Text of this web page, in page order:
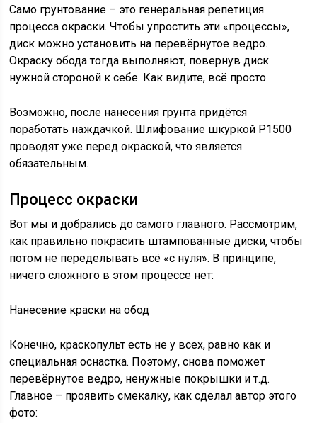
Само грунтование – это генеральная репетиция
процесса окраски. Чтобы упростить эти «процессы»,
диск можно установить на перевёрнутое ведро.
Окраску обода тогда выполняют, повернув диск
нужной стороной к себе. Как видите, всё просто.
Возможно, после нанесения грунта придётся
поработать наждачкой. Шлифование шкуркой P1500
проводят уже перед окраской, что является
обязательным.
Процесс окраски
Вот мы и добрались до самого главного. Рассмотрим,
как правильно покрасить штампованные диски, чтобы
потом не переделывать всё «с нуля». В принципе,
ничего сложного в этом процессе нет:
Нанесение краски на обод
Конечно, краскопульт есть не у всех, равно как и
специальная оснастка. Поэтому, снова поможет
перевёрнутое ведро, ненужные покрышки и т.д.
Главное – проявить смекалку, как сделал автор этого
фото: